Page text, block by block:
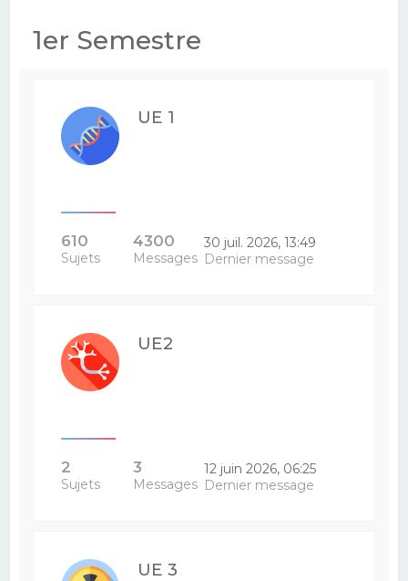
1er Semestre
UE 1
610
Sujets
4300
Messages
30 juil. 2026, 13:49
Dernier message
UE2
2
Sujets
3
Messages
12 juin 2026, 06:25
Dernier message
UE 3